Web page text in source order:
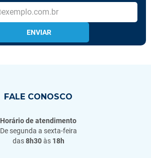
ENVIAR
FALE CONOSCO
Horário de atendimento
De segunda a sexta-feira
das8h30às 18h